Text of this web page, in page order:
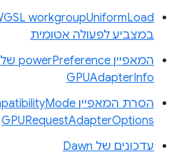
במצביע לפעולה אטומית
המאפיין powerPreference של
GPUAdapterInfo
GPURequestAdapterOptions
עדכונים של Dawn